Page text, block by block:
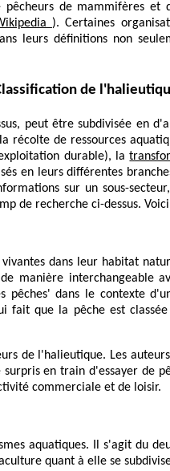
de mammifères et
). Certaines
leurs définitions non
de
peut être subdivisée en
récolte de ressources
durable), la
en leurs différentes
sur un sous-
de recherche ci-dessus.
dans leur habitat
manière interchangeable
pêches' dans le contexte
fait que la pêche est
de l'halieutique. Les
en train d'essayer de
commerciale et de loisir.
aquatiques. Il s'agit du
quant à elle se